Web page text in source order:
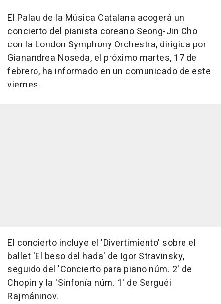
El Palau de la Música Catalana acogerá un
concierto del pianista coreano Seong-Jin Cho
con la London Symphony Orchestra, dirigida por
Gianandrea Noseda, el próximo martes, 17 de
febrero, ha informado en un comunicado de este
viernes.
El concierto incluye el 'Divertimiento' sobre el
ballet 'El beso del hada' de Igor Stravinsky,
seguido del 'Concierto para piano núm. 2' de
Chopin y la 'Sinfonía núm. 1' de Serguéi
Rajmáninov.